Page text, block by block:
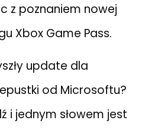
z poznaniem nowej
Xbox Game Pass.
update dla
od Microsoftu?
i jednym słowem jest